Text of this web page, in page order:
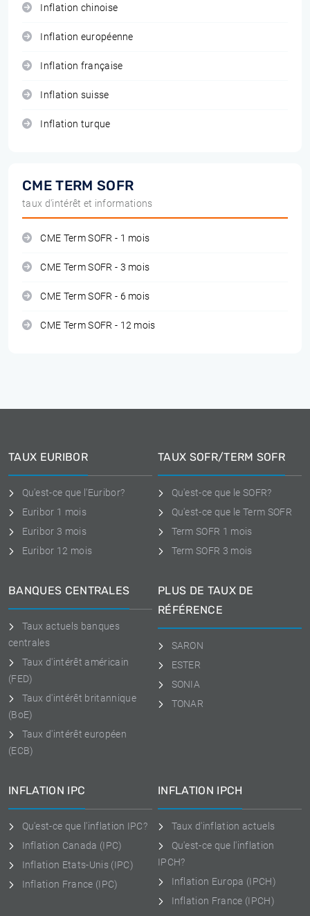
Inflation chinoise
Inflation européenne
Inflation française
Inflation suisse
Inflation turque
CME TERM SOFR
taux d'intérêt et informations
CME Term SOFR - 1 mois
CME Term SOFR - 3 mois
CME Term SOFR - 6 mois
CME Term SOFR - 12 mois
TAUX EURIBOR
Qu'est-ce que l'Euribor?
Euribor 1 mois
Euribor 3 mois
Euribor 12 mois
TAUX SOFR/TERM SOFR
Qu'est-ce que le SOFR?
Qu'est-ce que le Term SOFR
Term SOFR 1 mois
Term SOFR 3 mois
BANQUES CENTRALES
Taux actuels banques
centrales
Taux d'intérêt américain
(FED)
Taux d'intérêt britannique
(BoE)
Taux d'intérêt européen
(ECB)
PLUS DE TAUX DE
RÉFÉRENCE
SARON
ESTER
SONIA
TONAR
INFLATION IPC
Qu'est-ce que l'inflation IPC?
Inflation Canada (IPC)
Inflation Etats-Unis (IPC)
Inflation France (IPC)
INFLATION IPCH
Taux d'inflation actuels
Qu'est-ce que l'inflation
IPCH?
Inflation Europa (IPCH)
Inflation France (IPCH)